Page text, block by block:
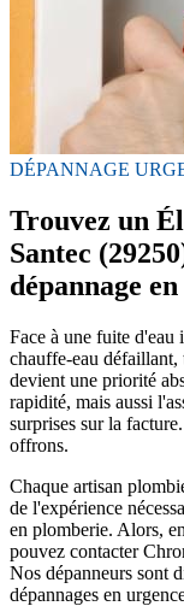
DÉPANNAGE
Trouvez un
Santec
dépannage
Face à une fuite d'eau
chauffe-eau
devient une priorité
rapidité, mais aussi
surprises sur la
offrons.
Chaque artisan
de l'expérience
en plomberie. Alors,
pouvez contacter
Nos dépanneurs sont
dépannages en